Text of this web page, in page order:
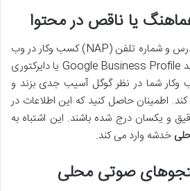
هرگونه ناهماهنگی در نام، آدرس و شماره تلفن (NAP) کسب وکار در وب
سایت و سایر پلتفرم ها (مانند Google Business Profile یا دایرکتوری
وکار شما در نظر گوگل آسیب جدی بزند و
کند. اطمینان حاصل کنید که این اطلاعات در
و یکسان درج شده باشند. این اشتباه به
خدشه وارد می کند.
صوتی محلی